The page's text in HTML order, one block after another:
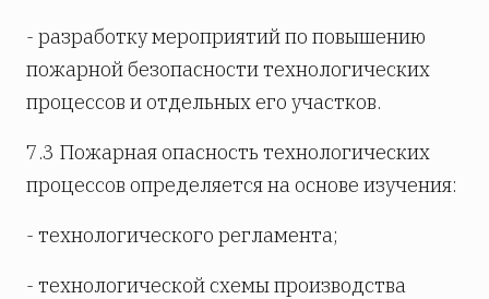
- разработку мероприятий по повышению
пожарной безопасности технологических
процессов и отдельных его участков.
7.3 Пожарная опасность технологических
процессов определяется на основе изучения:
- технологического регламента;
- технологической схемы производства